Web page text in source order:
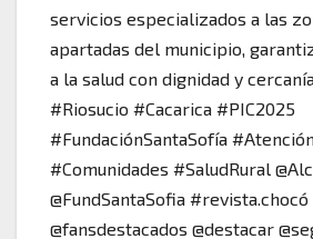
servicios especializados a las
apartadas del municipio,
a la salud con dignidad y
#Riosucio #Cacarica #PIC2025
#FundaciónSantaSofía
#Comunidades #SaludRural
@FundSantaSofia #revista.chocó
@fansdestacados @destacar